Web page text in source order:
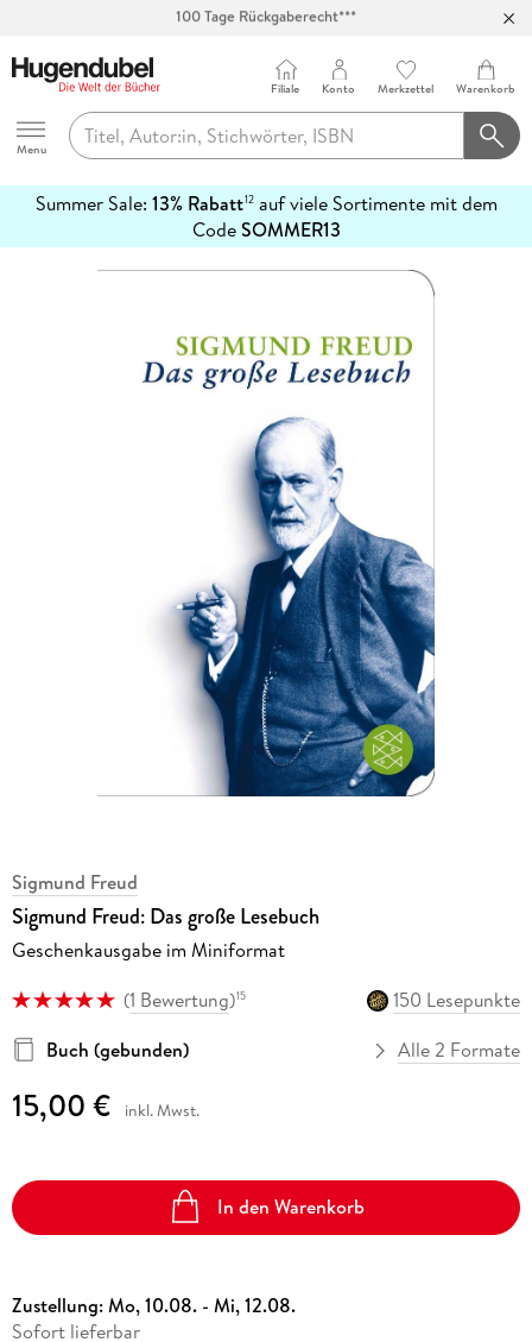
Abholung in über 100 Filialen
Hugendubel
Menu
Filiale Konto Merkzettel Warenkorb
Summer Sale: 13% Rabatt12auf viele Sortimente mit dem
CodeSOMMER13
erfahren
Sigmund Freud
Sigmund Freud: Das große Lesebuch
Geschenkausgabe im Miniformat
(1 Bewertung)15
150 Lesepunkte
Buch (gebunden)
Alle 2 Formate
15,00 € inkl. Mwst.
In den Warenkorb
Zustellung:Mo, 10.08. - Mi, 12.08.
Sofort lieferbar